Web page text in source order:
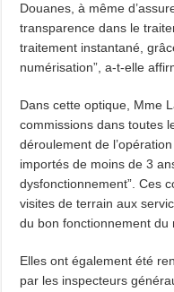
Douanes, à même
transparence dans le
traitement instantané,
numérisation”, a-t-elle
Dans cette optique, Mme
commissions dans toutes
déroulement de
importés de moins de 3
dysfonctionnement”. Ces
visites de terrain aux
du bon fonctionnement du
Elles ont également été
par les inspecteurs